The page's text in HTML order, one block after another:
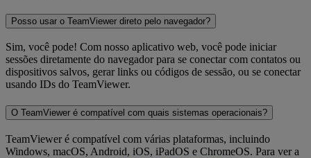
Posso usar o TeamViewer direto pelo navegador?
Sim, você pode! Com nosso aplicativo web, você pode iniciar
sessões diretamente do navegador para se conectar com contatos ou
dispositivos salvos, gerar links ou códigos de sessão, ou se conectar
usando IDs do TeamViewer.
O TeamViewer é compatível com quais sistemas operacionais?
TeamViewer é compatível com várias plataformas, incluindo
Windows, macOS, Android, iOS, iPadOS e ChromeOS. Para ver a